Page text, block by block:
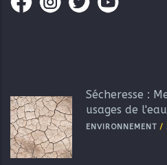
Sécheresse :
usages de l'eau
ENVIRONNEMENT /